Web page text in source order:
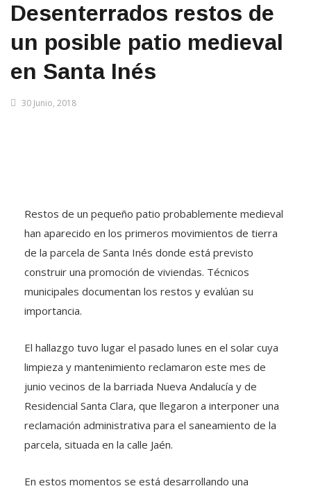
Desenterrados restos de
un posible patio medieval
en Santa Inés
30 Junio, 2018
Restos de un pequeño patio probablemente medieval
han aparecido en los primeros movimientos de tierra
de la parcela de Santa Inés donde está previsto
construir una promoción de viviendas. Técnicos
municipales documentan los restos y evalúan su
importancia.
El hallazgo tuvo lugar el pasado lunes en el solar cuya
limpieza y mantenimiento reclamaron este mes de
junio vecinos de la barriada Nueva Andalucía y de
Residencial Santa Clara, que llegaron a interponer una
reclamación administrativa para el saneamiento de la
parcela, situada en la calle Jaén.
En estos momentos se está desarrollando una